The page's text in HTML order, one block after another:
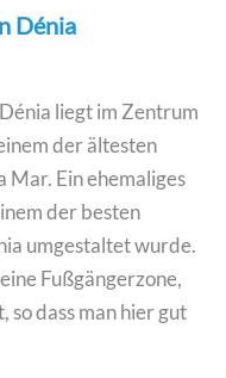
Dénia
liegt im Zentrum
der ältesten
Ein ehemaliges
der besten
umgestaltet wurde.
Fußgängerzone,
so dass man hier gut